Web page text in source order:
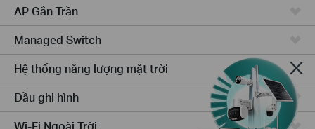
AP Gắn Trần
Managed Switch
Hệ thống năng lượng mặt trời
Đầu ghi hình
Wi-Fi Ngoài Trời